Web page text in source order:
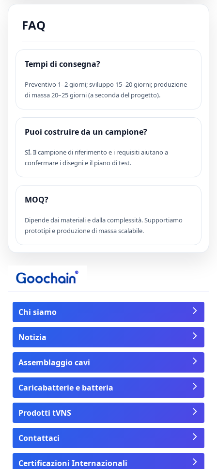
supporto<br /> Gaugiole per cavi: 22AWG o
COMBINO USB ANGINO ARGINITO CORSETTO USB 3.1 È
possibile caricare un laptop o un iPad o i telefoni con la
velocità di trasferimento dei dati da 10 Gbps</p>
FAQ
Tempi di consegna?
Preventivo 1–2 giorni; sviluppo 15–20 giorni; produzione
di massa 20–25 giorni (a seconda del progetto).
Puoi costruire da un campione?
SÌ. Il campione di riferimento e i requisiti aiutano a
confermare i disegni e il piano di test.
MOQ?
Dipende dai materiali e dalla complessità. Supportiamo
prototipi e produzione di massa scalabile.
Chi siamo
Notizia
Assemblaggio cavi
Caricabatterie e batteria
Prodotti tVNS
Contattaci
Certificazioni Internazionali